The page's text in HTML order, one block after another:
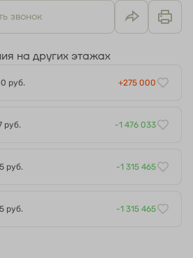
звонок
на других этажах
руб. +275 000
руб. -1 476 033
руб. -1 315 465
руб. -1 315 465